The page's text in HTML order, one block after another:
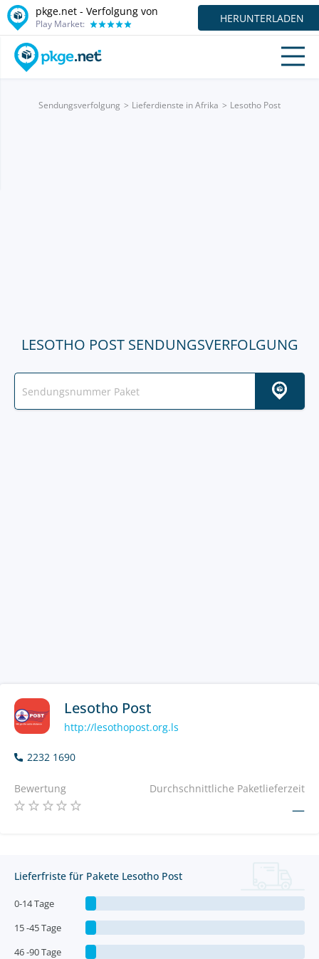
pkge.net - Verfolgung von
Play Market: HERUNTERLADEN
Sendungsverfolgung Lieferdienste in Afrika Lesotho Post
LESOTHO POST SENDUNGSVERFOLGUNG
Lesotho Post
http://lesothopost.org.ls
2232 1690
Bewertung Durchschnittliche Paketlieferzeit
—
Lieferfriste für Pakete Lesotho Post
0-14 Tage
15 -45 Tage
46 -90 Tage